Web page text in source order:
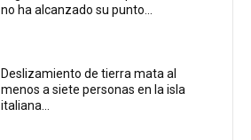
no ha alcanzado su punto...
Deslizamiento de tierra mata al
menos a siete personas en la isla
italiana...